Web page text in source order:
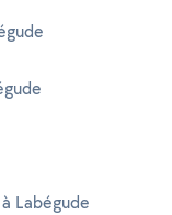
Labégude